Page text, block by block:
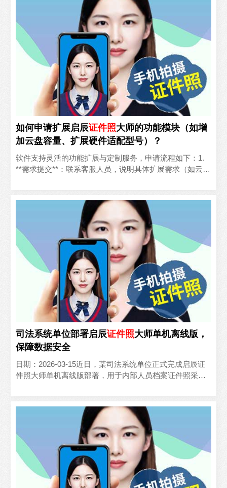
如何申请扩展启辰证件照大师的功能模块（如增
加云盘容量、扩展硬件适配型号）？
软件支持灵活的功能扩展与定制服务，申请流程如下：1.
**需求提交**：联系客服人员，说明具体扩展需求（如云盘
司法系统单位部署启辰证件照大师单机离线版，
保障数据安全
日期：2026-03-15近日，某司法系统单位正式完成启辰证
件照大师单机离线版部署，用于内部人员档案证件照采集